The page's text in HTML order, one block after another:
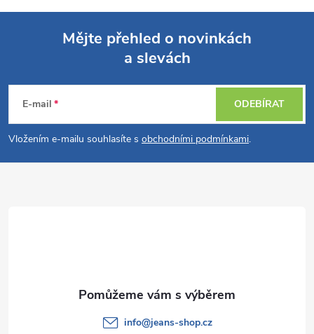
p
a
Mějte přehled o novinkách
a slevách
E-mail
Vložením e-mailu souhlasíte s obchodními podmínkami.
ODEBÍRAT
info@jeans-shop.cz